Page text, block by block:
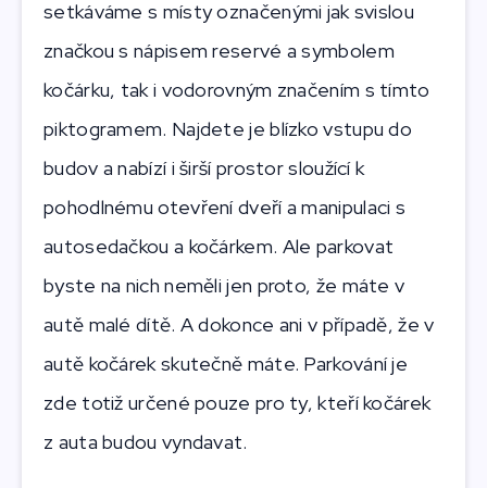
setkáváme s místy označenými jak svislou
značkou s nápisem reservé a symbolem
kočárku, tak i vodorovným značením s tímto
piktogramem. Najdete je blízko vstupu do
budov a nabízí i širší prostor sloužící k
pohodlnému otevření dveří a manipulaci s
autosedačkou a kočárkem. Ale parkovat
byste na nich neměli jen proto, že máte v
autě malé dítě. A dokonce ani v případě, že v
autě kočárek skutečně máte. Parkování je
zde totiž určené pouze pro ty, kteří kočárek
z auta budou vyndavat.